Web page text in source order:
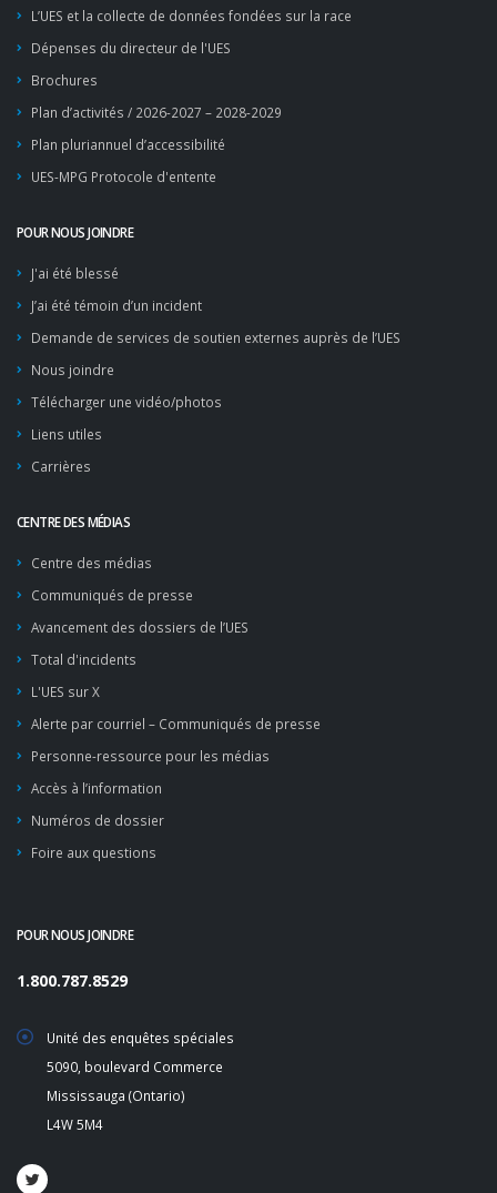
L’UES et la collecte de données fondées sur la race
Dépenses du directeur de l'UES
Brochures
Plan d’activités / 2026-2027 – 2028-2029
Plan pluriannuel d’accessibilité
UES-MPG Protocole d'entente
POUR NOUS JOINDRE
J'ai été blessé
J’ai été témoin d’un incident
Demande de services de soutien externes auprès de l’UES
Nous joindre
Télécharger une vidéo/photos
Liens utiles
Carrières
CENTRE DES MÉDIAS
Centre des médias
Communiqués de presse
Avancement des dossiers de l’UES
Total d'incidents
L'UES sur X
Alerte par courriel – Communiqués de presse
Personne-ressource pour les médias
Accès à l’information
Numéros de dossier
Foire aux questions
POUR NOUS JOINDRE
1.800.787.8529
Unité des enquêtes spéciales
5090, boulevard Commerce
Mississauga (Ontario)
L4W 5M4